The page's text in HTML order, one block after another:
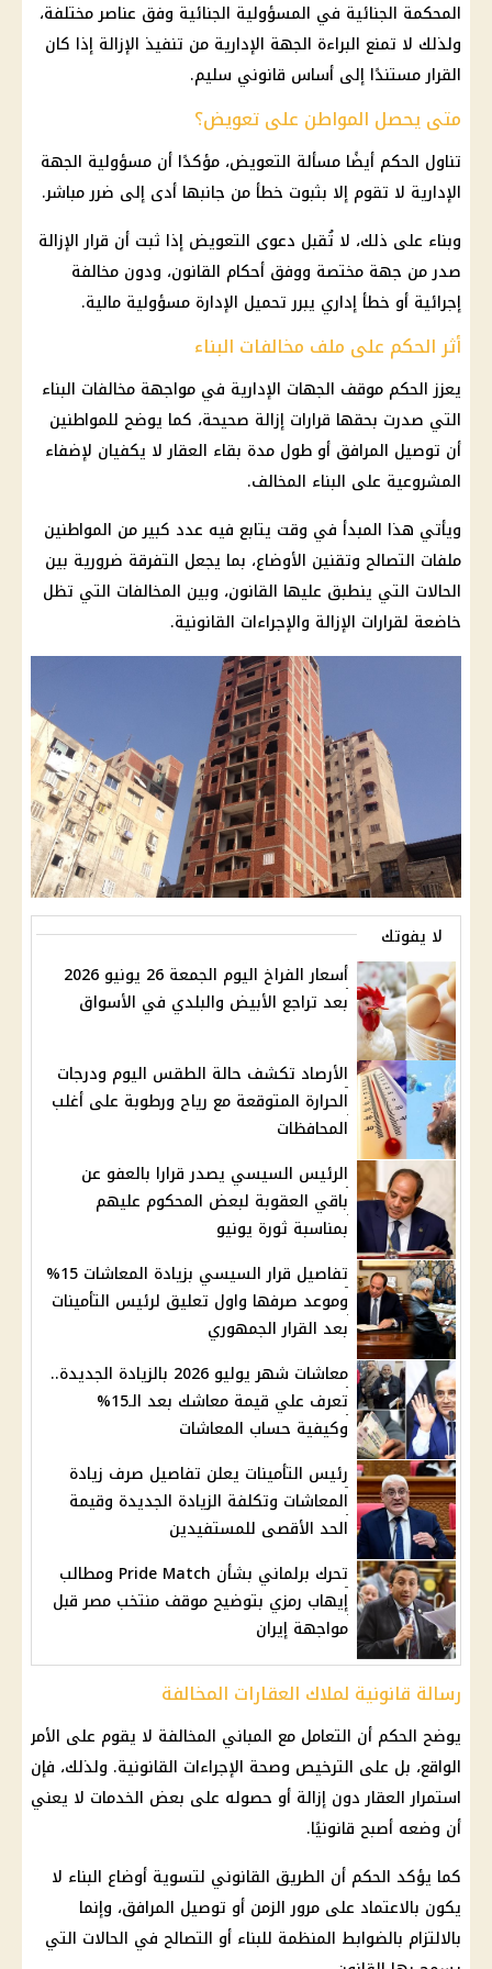
المحكمة الجنائية في المسؤولية الجنائية وفق عناصر مختلفة،
ولذلك لا تمنع البراءة الجهة الإدارية من تنفيذ الإزالة إذا كان
القرار مستندًا إلى أساس قانوني سليم.
متى يحصل المواطن على تعويض؟
تناول الحكم أيضًا مسألة التعويض، مؤكدًا أن مسؤولية الجهة
الإدارية لا تقوم إلا بثبوت خطأ من جانبها أدى إلى ضرر مباشر.
وبناء على ذلك، لا تُقبل دعوى التعويض إذا ثبت أن قرار الإزالة
صدر من جهة مختصة ووفق أحكام القانون، ودون مخالفة
إجرائية أو خطأ إداري يبرر تحميل الإدارة مسؤولية مالية.
أثر الحكم على ملف مخالفات البناء
يعزز الحكم موقف الجهات الإدارية في مواجهة مخالفات البناء
التي صدرت بحقها قرارات إزالة صحيحة، كما يوضح للمواطنين
أن توصيل المرافق أو طول مدة بقاء العقار لا يكفيان لإضفاء
المشروعية على البناء المخالف.
ويأتي هذا المبدأ في وقت يتابع فيه عدد كبير من المواطنين
ملفات التصالح وتقنين الأوضاع، بما يجعل التفرقة ضرورية بين
الحالات التي ينطبق عليها القانون، وبين المخالفات التي تظل
خاضعة لقرارات الإزالة والإجراءات القانونية.
لا يفوتك
أسعار الفراخ اليوم الجمعة 26 يونيو 2026
بعد تراجع الأبيض والبلدي في الأسواق
الأرصاد تكشف حالة الطقس اليوم ودرجات
الحرارة المتوقعة مع رياح ورطوبة على أغلب
المحافظات
الرئيس السيسي يصدر قرارا بالعفو عن
باقي العقوبة لبعض المحكوم عليهم
بمناسبة ثورة يونيو
تفاصيل قرار السيسي بزيادة المعاشات 15%
وموعد صرفها واول تعليق لرئيس التأمينات
بعد القرار الجمهوري
معاشات شهر يوليو 2026 بالزيادة الجديدة..
تعرف علي قيمة معاشك بعد الـ15%
وكيفية حساب المعاشات
رئيس التأمينات يعلن تفاصيل صرف زيادة
المعاشات وتكلفة الزيادة الجديدة وقيمة
الحد الأقصى للمستفيدين
تحرك برلماني بشأن Pride Match ومطالب
إيهاب رمزي بتوضيح موقف منتخب مصر قبل
مواجهة إيران
رسالة قانونية لملاك العقارات المخالفة
يوضح الحكم أن التعامل مع المباني المخالفة لا يقوم على الأمر
الواقع، بل على الترخيص وصحة الإجراءات القانونية. ولذلك، فإن
استمرار العقار دون إزالة أو حصوله على بعض الخدمات لا يعني
أن وضعه أصبح قانونيًا.
كما يؤكد الحكم أن الطريق القانوني لتسوية أوضاع البناء لا
يكون بالاعتماد على مرور الزمن أو توصيل المرافق، وإنما
بالالتزام بالضوابط المنظمة للبناء أو التصالح في الحالات التي